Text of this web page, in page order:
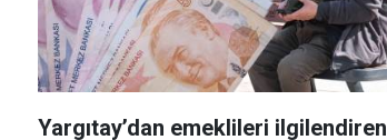
Yargıtay’dan emeklileri ilgilendiren